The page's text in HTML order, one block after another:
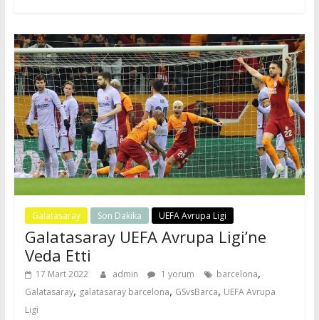
Galatasaray Son Dakika UEFA Avrupa Ligi
Galatasaray UEFA Avrupa Ligi’ne
Veda Etti
17 Mart 2022 admin 1 yorum barcelona,
Galatasaray, galatasaray barcelona, GSvsBarca, UEFA Avrupa
Ligi